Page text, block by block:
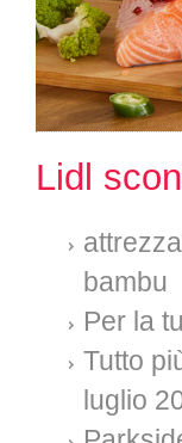
Lidl
bambu
Per la
Tutto
luglio